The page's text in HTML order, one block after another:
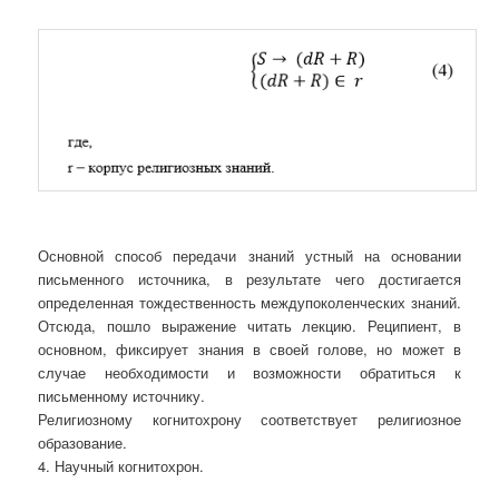
Основной способ передачи знаний устный на основании
письменного источника, в результате чего достигается
определенная тождественность междупоколенческих знаний.
Отсюда, пошло выражение читать лекцию. Реципиент, в
основном, фиксирует знания в своей голове, но может в
случае необходимости и возможности обратиться к
письменному источнику.
Религиозному когнитохрону соответствует религиозное
образование.
4. Научный когнитохрон.